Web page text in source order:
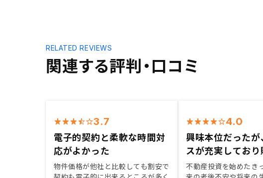
関連する評判・口コミ
RELATED REVIEWS
3.7
電子的契約と柔軟な時間対
応がよかった
物件価格が他社と比較しても割安で
4.0
興味本位だったが
スが充実しており
不動産投資を始めたき